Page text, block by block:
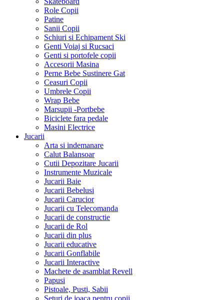
Role Copii
Patine
Sanii Copii
Schiuri si Echipament Ski
Genti Voiaj si Rucsaci
Genti si portofele copii
Accesorii Masina
Perne Bebe Sustinere Gat
Ceasuri Copii
Umbrele Copii
Wrap Bebe
Marsupii -Portbebe
Biciclete fara pedale
Masini Electrice
Jucarii
Arta si indemanare
Calut Balansoar
Cutii Depozitare Jucarii
Instrumente Muzicale
Jucarii Baie
Jucarii Bebelusi
Jucarii Carucior
Jucarii cu Telecomanda
Jucarii de constructie
Jucarii de Rol
Jucarii din plus
Jucarii educative
Jucarii Gonflabile
Jucarii Interactive
Machete de asamblat Revell
Papusi
Pistoale, Pusti, Sabii